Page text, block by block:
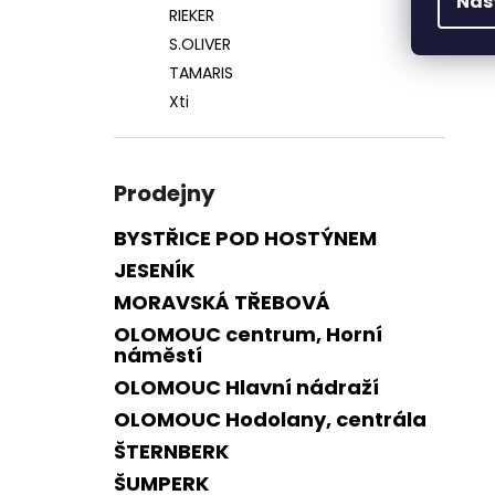
RIEKER
S.OLIVER
TAMARIS
Xti
Prodejny
BYSTŘICE POD HOSTÝNEM
JESENÍK
MORAVSKÁ TŘEBOVÁ
OLOMOUC centrum, Horní
náměstí
OLOMOUC Hlavní nádraží
OLOMOUC Hodolany, centrála
ŠTERNBERK
ŠUMPERK